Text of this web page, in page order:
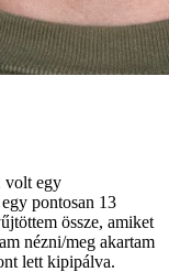
volt egy
pontosan 13
össze, amiket
nézni/meg akartam
lett kipipálva.